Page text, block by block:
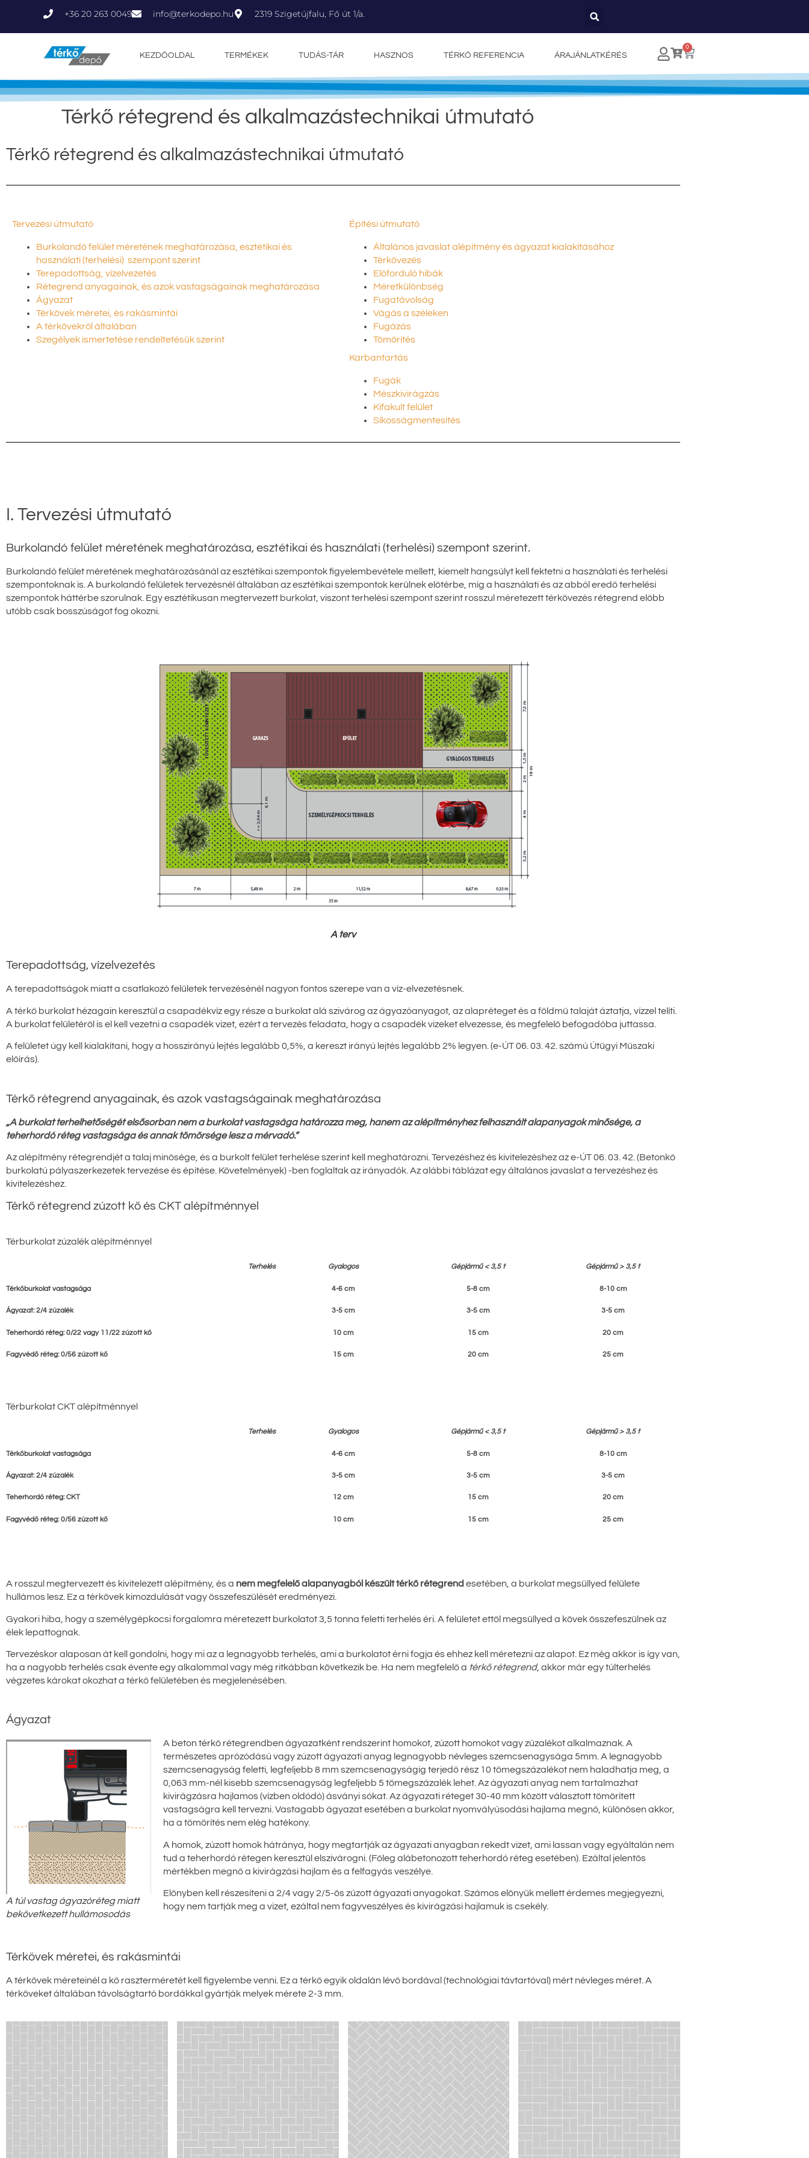
+36 20 263 0049 info@terkodepo.hu 2319 Szigetújfalu, Fő út 1/a.
KEZDŐOLDAL TERMÉKEK TUDÁS-TÁR HASZNOS TÉRKŐ REFERENCIA ÁRAJÁNLATKÉRÉS
0
Térkő rétegrend és alkalmazástechnikai útmutató
Térkő rétegrend és alkalmazástechnikai útmutató
Tervezési útmutató
Burkolandó felület méretének meghatározása, esztétikai és
használati (terhelési) szempont szerint
Terepadottság, vízelvezetés
Rétegrend anyagainak, és azok vastagságainak meghatározása
Ágyazat
Térkövek méretei, és rakásmintái
A térkövekről általában
Szegélyek ismertetése rendeltetésük szerint
Építési útmutató
Általános javaslat alépítmény és ágyazat kialakításához
Térkövezés
Előforduló hibák
Méretkülönbség
Fugatávolság
Vágás a széleken
Fugázás
Tömörítés
Karbantartás
Fugák
Mészkivirágzás
Kifakult felület
Síkosságmentesítés
I. Tervezési útmutató
Burkolandó felület méretének meghatározása, esztétikai és használati (terhelési) szempont szerint.
Burkolandó felület méretének meghatározásánál az esztétikai szempontok figyelembevétele mellett, kiemelt hangsúlyt kell fektetni a használati és terhelési
szempontoknak is. A burkolandó felületek tervezésnél általában az esztétikai szempontok kerülnek előtérbe, míg a használati és az abból eredő terhelési
szempontok háttérbe szorulnak. Egy esztétikusan megtervezett burkolat, viszont terhelési szempont szerint rosszul méretezett térkövezés rétegrend előbb
utóbb csak bosszúságot fog okozni.
A terv
Terepadottság, vízelvezetés
A terepadottságok miatt a csatlakozó felületek tervezésénél nagyon fontos szerepe van a víz-elvezetésnek.
A térkő burkolat hézagain keresztül a csapadékvíz egy része a burkolat alá szivárog az ágyazóanyagot, az alapréteget és a földmű talaját áztatja, vízzel telíti.
A burkolat felületéről is el kell vezetni a csapadék vizet, ezért a tervezés feladata, hogy a csapadék vizeket elvezesse, és megfelelő befogadóba juttassa.
A felületet úgy kell kialakítani, hogy a hosszirányú lejtés legalább 0,5%, a kereszt irányú lejtés legalább 2% legyen. (e-ÚT 06. 03. 42. számú Útügyi Műszaki
előírás).
Térkő rétegrend anyagainak, és azok vastagságainak meghatározása
„A burkolat terhelhetőségét elsősorban nem a burkolat vastagsága határozza meg, hanem az alépítményhez felhasznált alapanyagok minősége, a
teherhordó réteg vastagsága és annak tömörsége lesz a mérvadó.”
Az alépítmény rétegrendjét a talaj minősége, és a burkolt felület terhelése szerint kell meghatározni. Tervezéshez és kivitelezéshez az e-ÚT 06. 03. 42. (Betonkő
burkolatú pályaszerkezetek tervezése és építése. Követelmények) -ben foglaltak az irányadók. Az alábbi táblázat egy általános javaslat a tervezéshez és
kivitelezéshez.
Térkő rétegrend zúzott kő és CKT alépítménnyel
Térburkolat zúzalék alépítménnyel
Terhelés Gyalogos Gépjármű < 3,5 t Gépjármű > 3,5 t
Térkőburkolat vastagsága 4-6 cm 5-8 cm 8-10 cm
Ágyazat: 2/4 zúzalék 3-5 cm 3-5 cm 3-5 cm
Teherhordó réteg: 0/22 vagy 11/22 zúzott kő 10 cm 15 cm 20 cm
Fagyvédő réteg: 0/56 zúzott kő 15 cm 20 cm 25 cm
Térburkolat CKT alépítménnyel
Terhelés Gyalogos Gépjármű < 3,5 t Gépjármű > 3,5 t
Térkőburkolat vastagsága 4-6 cm 5-8 cm 8-10 cm
Ágyazat: 2/4 zúzalék 3-5 cm 3-5 cm 3-5 cm
Teherhordó réteg: CKT 12 cm 15 cm 20 cm
Fagyvédő réteg: 0/56 zúzott kő 10 cm 15 cm 25 cm
A rosszul megtervezett és kivitelezett alépítmény, és a nem megfelelő alapanyagból készült térkő rétegrend esetében, a burkolat megsüllyed felülete
hullámos lesz. Ez a térkövek kimozdulását vagy összefeszülését eredményezi.
Gyakori hiba, hogy a személygépkocsi forgalomra méretezett burkolatot 3,5 tonna feletti terhelés éri. A felületet ettől megsüllyed a kövek összefeszülnek az
élek lepattognak.
Tervezéskor alaposan át kell gondolni, hogy mi az a legnagyobb terhelés, ami a burkolatot érni fogja és ehhez kell méretezni az alapot. Ez még akkor is így van,
ha a nagyobb terhelés csak évente egy alkalommal vagy még ritkábban következik be. Ha nem megfelelő a térkő rétegrend, akkor már egy túlterhelés
végzetes károkat okozhat a térkő felületében és megjelenésében.
Ágyazat
A túl vastag ágyazóréteg miatt
bekövetkezett hullámosodás
A beton térkő rétegrendben ágyazatként rendszerint homokot, zúzott homokot vagy zúzalékot alkalmaznak. A
természetes aprózódású vagy zúzott ágyazati anyag legnagyobb névleges szemcsenagysága 5mm. A legnagyobb
szemcsenagyság feletti, legfeljebb 8 mm szemcsenagyságig terjedő rész 10 tömegszázalékot nem haladhatja meg, a
0,063 mm-nél kisebb szemcsenagyság legfeljebb 5 tömegszázalék lehet. Az ágyazati anyag nem tartalmazhat
kivirágzásra hajlamos (vízben oldódó) ásványi sókat. Az ágyazati réteget 30-40 mm között választott tömörített
vastagságra kell tervezni. Vastagabb ágyazat esetében a burkolat nyomvályúsodási hajlama megnő, különösen akkor,
ha a tömörítés nem elég hatékony.
A homok, zúzott homok hátránya, hogy megtartják az ágyazati anyagban rekedt vizet, ami lassan vagy egyáltalán nem
tud a teherhordó rétegen keresztül elszivárogni. (Főleg alábetonozott teherhordó réteg esetében). Ezáltal jelentős
mértékben megnő a kivirágzási hajlam és a felfagyás veszélye.
Előnyben kell részesíteni a 2/4 vagy 2/5-ös zúzott ágyazati anyagokat. Számos előnyük mellett érdemes megjegyezni,
hogy nem tartják meg a vizet, ezáltal nem fagyveszélyes és kivirágzási hajlamuk is csekély.
Térkövek méretei, és rakásmintái
A térkövek méreteinél a kő raszterméretét kell figyelembe venni. Ez a térkő egyik oldalán lévő bordával (technológiai távtartóval) mért névleges méret. A
térköveket általában távolságtartó bordákkal gyártják melyek mérete 2-3 mm.